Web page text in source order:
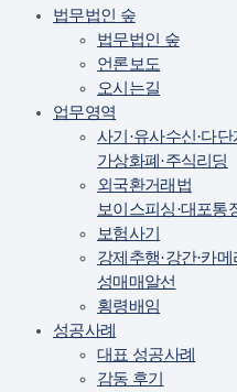
법무법인 숲
법무법인 숲
언론보도
오시는길
업무영역
사기·유사수신·다단
가상화폐·주식리딩
외국환거래법
보이스피싱·대포통
보험사기
강제추행·강간·카
성매매알선
횡령배임
성공사례
대표 성공사례
감동 후기